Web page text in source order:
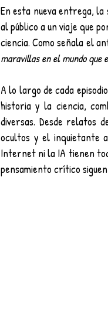
En esta nueva entrega,
al público a un viaje que
ciencia. Como señala el
maravillas en el mundo que
A lo largo de cada
historia y la ciencia,
diversas. Desde relatos
ocultos y el inquietante
Internet ni la IA tienen
pensamiento crítico